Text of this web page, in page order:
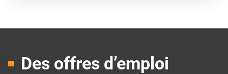
Des offres d’emploi